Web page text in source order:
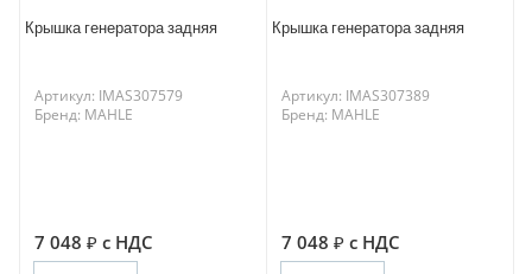
Крышка генератора задняя
Артикул: IMAS307579
Бренд: MAHLE
7 048 с НДС
Крышка генератора задняя
Артикул: IMAS307389
Бренд: MAHLE
7 048 с НДС